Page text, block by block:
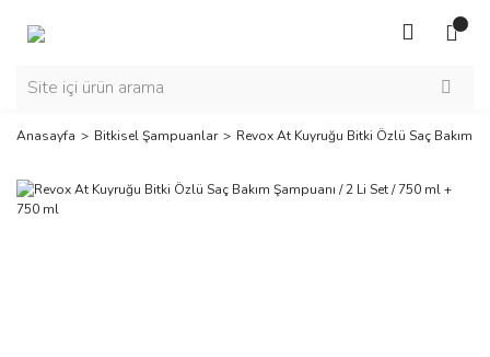
Anasayfa Bitkisel Şampuanlar Revox At Kuyruğu Bitki Özlü Saç Bakım